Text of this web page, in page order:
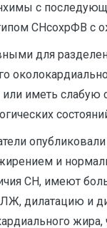
с
СНсохрФВ с
для
иметь слабую
и
СН, имеют
дилатацию и